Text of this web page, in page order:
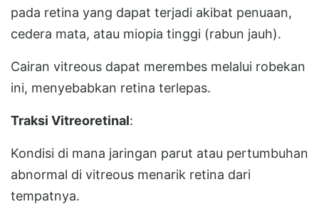
pada retina yang dapat terjadi akibat penuaan,
cedera mata, atau miopia tinggi (rabun jauh).
Cairan vitreous dapat merembes melalui robekan
ini, menyebabkan retina terlepas.
Traksi Vitreoretinal:
Kondisi di mana jaringan parut atau pertumbuhan
abnormal di vitreous menarik retina dari
tempatnya.